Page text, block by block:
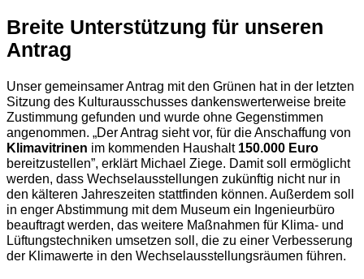
Breite Unterstützung für unseren
Antrag
Unser gemeinsamer Antrag mit den Grünen hat in der letzten
Sitzung des Kulturausschusses dankenswerterweise breite
Zustimmung gefunden und wurde ohne Gegenstimmen
angenommen. „Der Antrag sieht vor, für die Anschaffung von
Klimavitrinen im kommenden Haushalt 150.000 Euro
bereitzustellen”, erklärt Michael Ziege. Damit soll ermöglicht
werden, dass Wechselausstellungen zukünftig nicht nur in
den kälteren Jahreszeiten stattfinden können. Außerdem soll
in enger Abstimmung mit dem Museum ein Ingenieurbüro
beauftragt werden, das weitere Maßnahmen für Klima- und
Lüftungstechniken umsetzen soll, die zu einer Verbesserung
der Klimawerte in den Wechselausstellungsräumen führen.